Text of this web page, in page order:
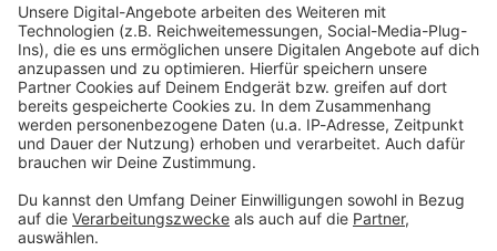
Studio Hotline
Kontaktformular
Sprachnachricht
© dpa-infocom, dpa:260220-930-713067/2